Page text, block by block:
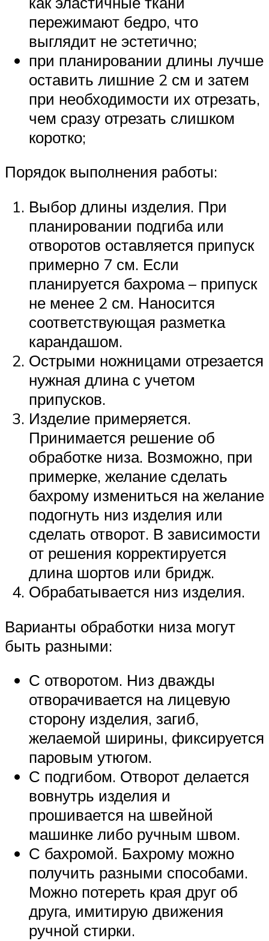
пережимают бедро, что
выглядит не эстетично;
при планировании длины лучше
оставить лишние 2 см и затем
при необходимости их отрезать,
чем сразу отрезать слишком
коротко;
Порядок выполнения работы:
Выбор длины изделия. При
планировании подгиба или
отворотов оставляется припуск
примерно 7 см. Если
планируется бахрома – припуск
не менее 2 см. Наносится
соответствующая разметка
карандашом.
Острыми ножницами отрезается
нужная длина с учетом
припусков.
Изделие примеряется.
Принимается решение об
обработке низа. Возможно, при
примерке, желание сделать
бахрому измениться на желание
подогнуть низ изделия или
сделать отворот. В зависимости
от решения корректируется
длина шортов или бридж.
Обрабатывается низ изделия.
Варианты обработки низа могут
быть разными:
С отворотом. Низ дважды
отворачивается на лицевую
сторону изделия, загиб,
желаемой ширины, фиксируется
паровым утюгом.
С подгибом. Отворот делается
вовнутрь изделия и
прошивается на швейной
машинке либо ручным швом.
С бахромой. Бахрому можно
получить разными способами.
Можно потереть края друг об
друга, имитирую движения
ручной стирки.